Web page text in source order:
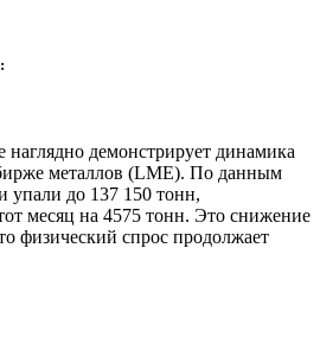
демонстрирует динамика
металлов (LME). По данным
упали до 137 150 тонн,
месяц на 4575 тонн. Это снижение
физический спрос продолжает